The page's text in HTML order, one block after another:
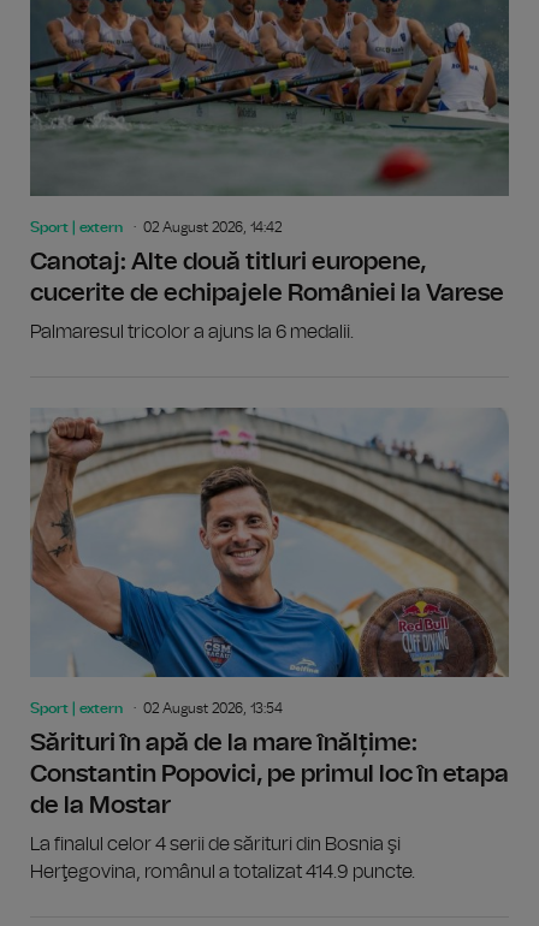
Sport | extern 02 August 2026, 14:42
Canotaj: Alte două titluri europene,
cucerite de echipajele României la Varese
Palmaresul tricolor a ajuns la 6 medalii.
Sport | extern 02 August 2026, 13:54
Sărituri în apă de la mare înălțime:
Constantin Popovici, pe primul loc în etapa
de la Mostar
La finalul celor 4 serii de sărituri din Bosnia şi
Herţegovina, românul a totalizat 414.9 puncte.